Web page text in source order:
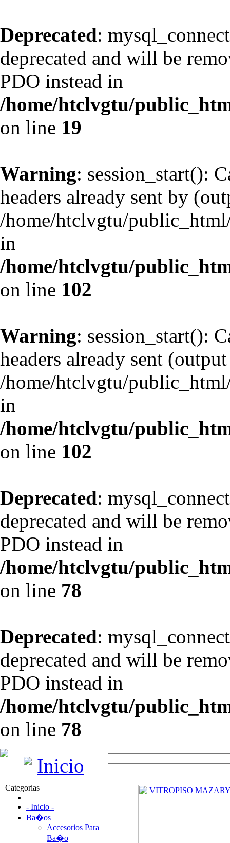
Deprecated:
deprecated and will be
PDO instead in
/home/htclvgtu/
on line 19
Warning: session_start():
headers already sent by
/home/htclvgtu/
in
/home/htclvgtu/
on line 102
Warning: session_start():
headers already sent
/home/htclvgtu/
in
/home/htclvgtu/
on line 102
Deprecated:
deprecated and will be
PDO instead in
/home/htclvgtu/
on line 78
Deprecated:
deprecated and will be
PDO instead in
/home/htclvgtu/
on line 78
Inicio
Categorias
- Inicio -
Ba�os
Accesorios Para
Ba�o